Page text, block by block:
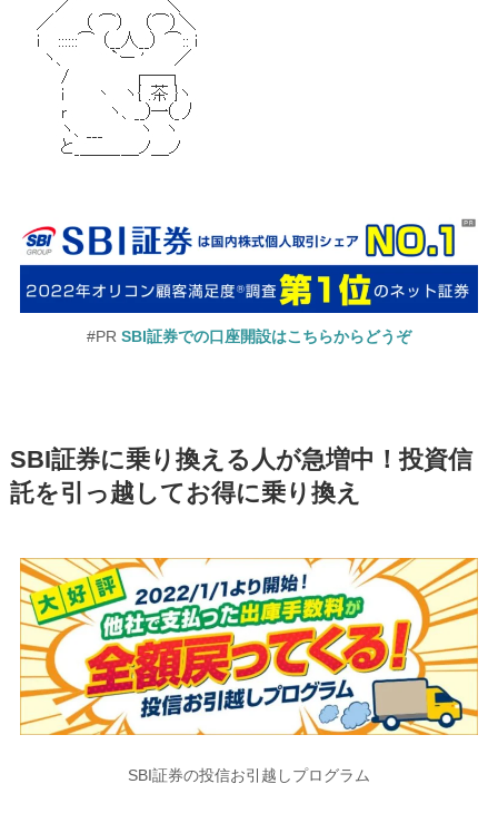
#PR SBI証券での口座開設はこちらからどうぞ
SBI証券に乗り換える人が急増中！投資信
託を引っ越してお得に乗り換え
SBI証券の投信お引越しプログラム